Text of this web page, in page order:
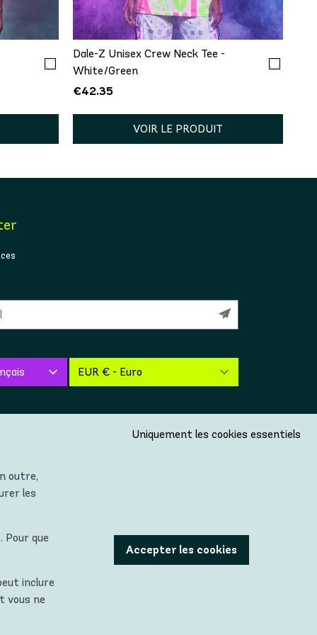
XS/S M/L XL/XXL
Dale-Z Unisex Crew Neck Tee -
White/Green
€42.35
VOIR LE PRODUIT
européens, ainsi qu'au Royaume-Uni, en Norvège, en
outre,
les
Pour que
inclure
vous ne
Accepter les cookies
Uniquement les cookies essentiels